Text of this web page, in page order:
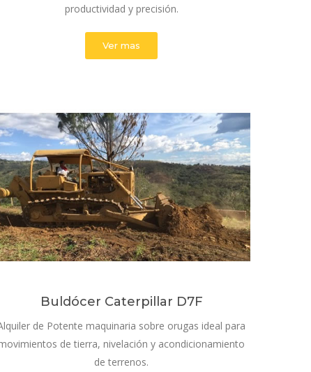
productividad y precisión.
Ver mas
Buldócer Caterpillar D7F
de Potente maquinaria sobre orugas ideal para
de tierra, nivelación y acondicionamiento
de terrenos.